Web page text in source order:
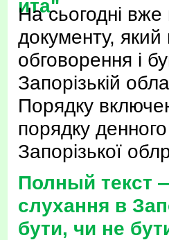
На сьогодні вже
документу,
обговорення і
Запорізькій
Порядку
порядку денного
Запорізької
Полный текст
слухання в
бути, чи не